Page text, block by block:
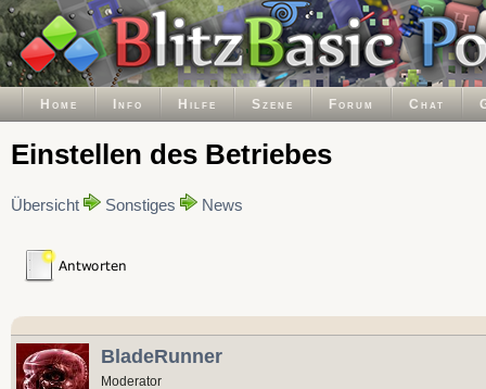
Home Info Hilfe Szene Forum Chat
Einstellen des Betriebes
Übersicht Sonstiges News
BladeRunner
Moderator